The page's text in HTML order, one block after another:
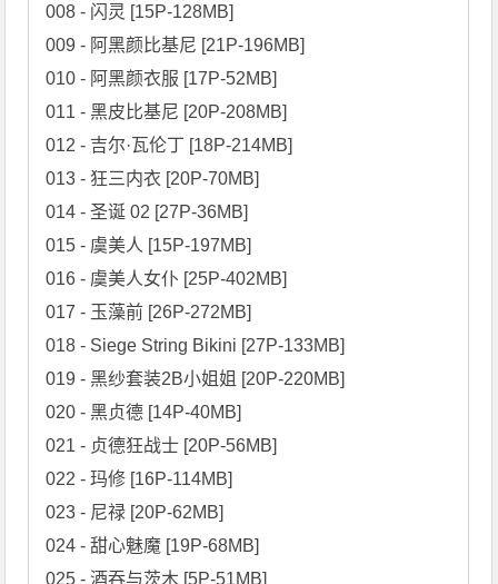
008 - 闪灵 [15P-128MB]
009 - 阿黑颜比基尼 [21P-196MB]
010 - 阿黑颜衣服 [17P-52MB]
011 - 黑皮比基尼 [20P-208MB]
012 - 吉尔·瓦伦丁 [18P-214MB]
013 - 狂三内衣 [20P-70MB]
014 - 圣诞 02 [27P-36MB]
015 - 虞美人 [15P-197MB]
016 - 虞美人女仆 [25P-402MB]
017 - 玉藻前 [26P-272MB]
018 - Siege String Bikini [27P-133MB]
019 - 黑纱套装2B小姐姐 [20P-220MB]
020 - 黑贞德 [14P-40MB]
021 - 贞德狂战士 [20P-56MB]
022 - 玛修 [16P-114MB]
023 - 尼禄 [20P-62MB]
024 - 甜心魅魔 [19P-68MB]
025 - 酒吞与茨木 [5P-51MB]